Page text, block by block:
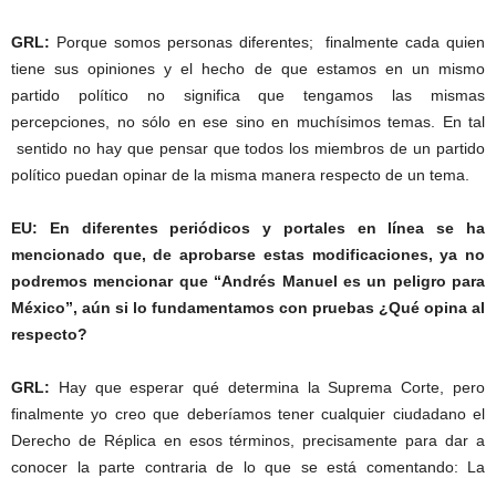
GRL: Porque somos personas diferentes; finalmente cada quien
tiene sus opiniones y el hecho de que estamos en un mismo
partido político no significa que tengamos las mismas
percepciones, no sólo en ese sino en muchísimos temas. En tal
sentido no hay que pensar que todos los miembros de un partido
político puedan opinar de la misma manera respecto de un tema.
EU: En diferentes periódicos y portales en línea se ha
mencionado que, de aprobarse estas modificaciones, ya no
podremos mencionar que “Andrés Manuel es un peligro para
México”, aún si lo fundamentamos con pruebas ¿Qué opina al
respecto?
GRL: Hay que esperar qué determina la Suprema Corte, pero
finalmente yo creo que deberíamos tener cualquier ciudadano el
Derecho de Réplica en esos términos, precisamente para dar a
conocer la parte contraria de lo que se está comentando: La